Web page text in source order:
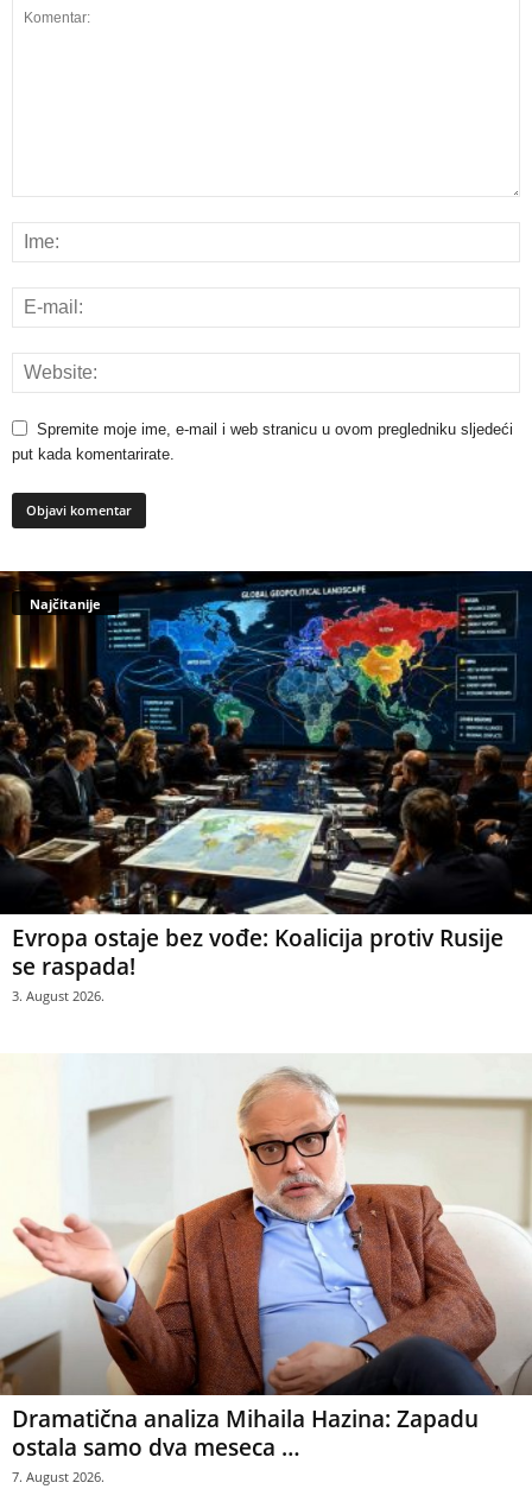
Spremite moje ime, e-mail i web stranicu u ovom pregledniku sljedeći
put kada komentarirate.
Najčitanije
Evropa ostaje bez vođe: Koalicija protiv Rusije
se raspada!
3. August 2026.
Dramatična analiza Mihaila Hazina: Zapadu
ostala samo dva meseca …
7. August 2026.